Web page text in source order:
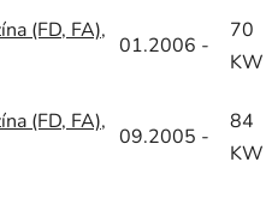
(FD, FA),
01.2006 -
70
KW
(FD, FA),
09.2005 -
84
KW